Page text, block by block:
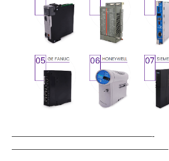
—————————————————-
———————————————————